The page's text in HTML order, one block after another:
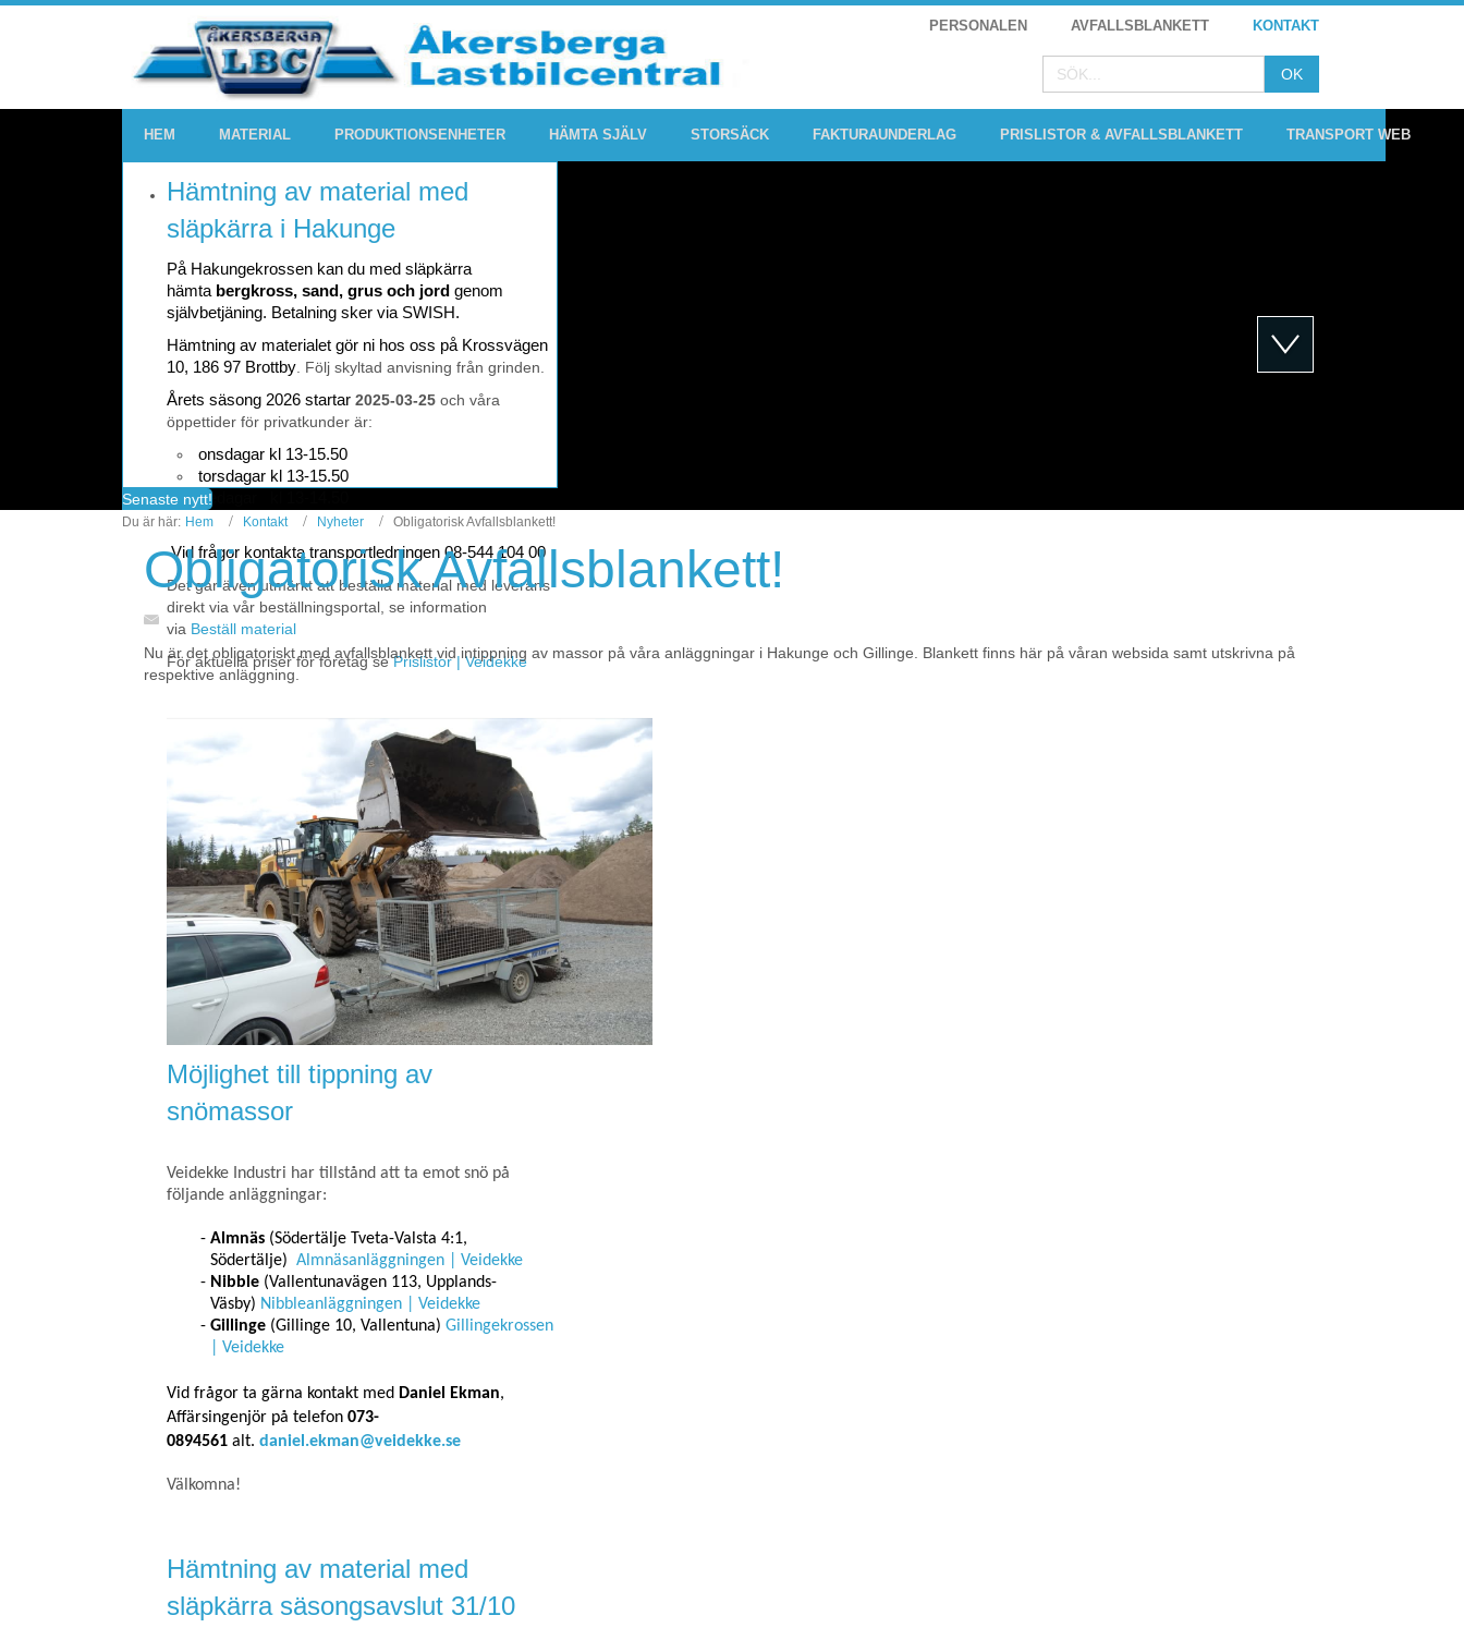
PERSONALEN AVFALLSBLANKETT KONTAKT
HEM MATERIAL PRODUKTIONSENHETER HÄMTA SJÄLV STORSÄCK FAKTURAUNDERLAG PRISLISTOR & AVFALLSBLANKETT TRANSPORT WEB
Hämtning av material med
släpkärra i Hakunge
På Hakungekrossen kan du med släpkärra
hämta bergkross, sand, grus och jord genom
självbetjäning. Betalning sker via SWISH.
Hämtning av materialet gör ni hos oss på Krossvägen
10, 186 97 Brottby . Följ skyltad anvisning från grinden.
Årets säsong 2026 startar 2025-03-25 och våra
öppettider för privatkunder är:
onsdagar kl 13-15.50
torsdagar kl 13-15.50
fredagar kl 13-14.50
Vid frågor kontakta transportledningen 08-544 104 00
Det går även utmärkt att beställa material med leverans
direkt via vår beställningsportal, se information
via Beställ material
För aktuella priser för företag sePrislistor | Veidekke
Möjlighet till tippning av
snömassor
Veidekke Industri har tillstånd att ta emot snö på
följande anläggningar:
Almnäs (Södertälje Tveta-Valsta 4:1,
Södertälje) Almnäsanläggningen | Veidekke
Nibble (Vallentunavägen 113, Upplands-
Väsby) Nibbleanläggningen | Veidekke
Gillinge (Gillinge 10, Vallentuna) Gillingekrossen
| Veidekke
Vid frågor ta gärna kontakt med Daniel Ekman,
Affärsingenjör på telefon 073-
0894561 alt. daniel.ekman@veidekke.se
Välkomna!
Hämtning av material med
släpkärra säsongsavslut 31/10
Senaste nytt!
Du är här: Hem Kontakt Nyheter Obligatorisk Avfallsblankett!
Obligatorisk Avfallsblankett!
Nu är det obligatoriskt med avfallsblankett vid intippning av massor på våra anläggningar i Hakunge och Gillinge. Blankett finns här på våran websida samt utskrivna på
respektive anläggning.